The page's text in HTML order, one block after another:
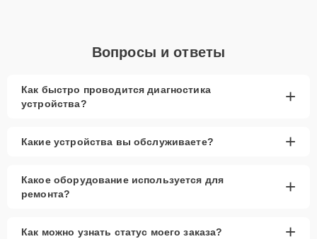
Вопросы и ответы
Как быстро проводится диагностика
устройства?
+
Какие устройства вы обслуживаете? +
Какое оборудование используется для
ремонта?
+
Как можно узнать статус моего заказа? +